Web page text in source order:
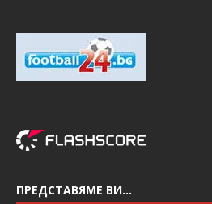
ПРЕДСТАВЯМЕ ВИ…